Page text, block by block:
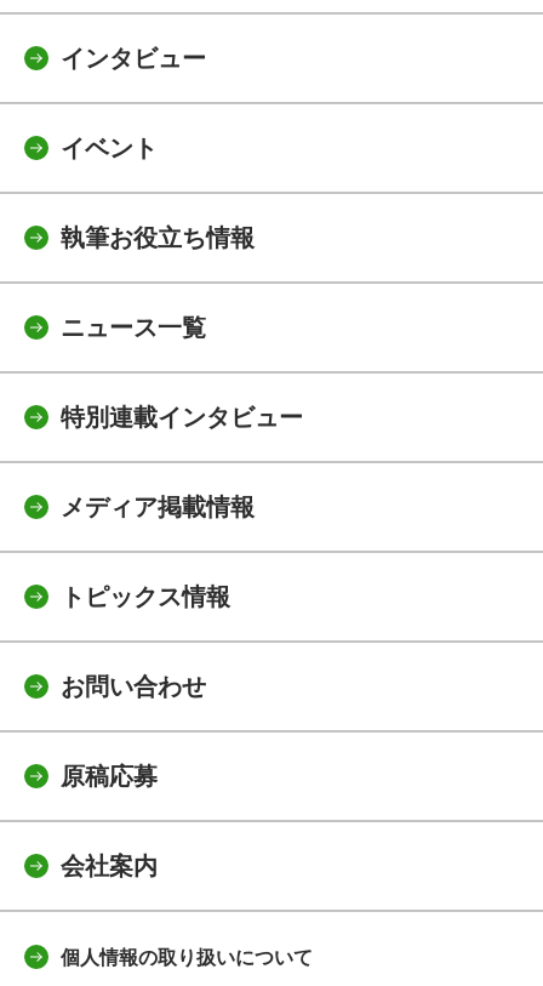
インタビュー
イベント
執筆お役立ち情報
ニュース一覧
特別連載インタビュー
メディア掲載情報
トピックス情報
お問い合わせ
原稿応募
会社案内
個人情報の取り扱いについて